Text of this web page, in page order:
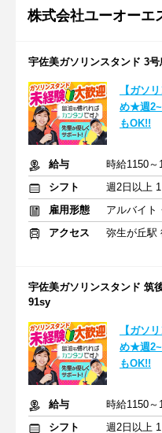
株式会社ユーオー
宇佐美ガソリンスタンド 3
【ガソ
め★週
もOK!!
給与
時給1150
シフト
週2日以上
雇用形態
アルバイト
アクセス
弥生が丘駅
宇佐美ガソリンスタンド 筑
91sy
【ガソ
め★週
もOK!!
給与
時給1150
シフト
週2日以上